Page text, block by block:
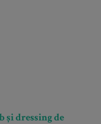
și dressing de